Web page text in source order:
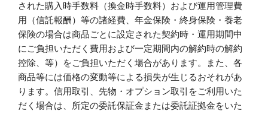
された購入時手数料（換金時手数料）および運用管理費
用（信託報酬）等の諸経費、年金保険・終身保険・養老
保険の場合は商品ごとに設定された契約時・運用期間中
にご負担いただく費用および一定期間内の解約時の解約
控除、等）をご負担いただく場合があります。また、各
商品等には価格の変動等による損失が生じるおそれがあ
ります。信用取引、先物・オプション取引をご利用いた
だく場合は、所定の委託保証金または委託証拠金をいた